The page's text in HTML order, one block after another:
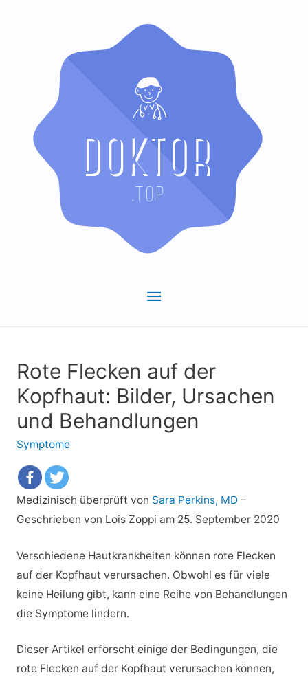
Hauptmenü
Rote Flecken auf der
Kopfhaut: Bilder, Ursachen
und Behandlungen
Symptome
Medizinisch überprüft von Sara Perkins, MD–
Geschrieben von Lois Zoppi am 25. September 2020
Verschiedene Hautkrankheiten können rote Flecken
auf der Kopfhaut verursachen. Obwohl es für viele
keine Heilung gibt, kann eine Reihe von Behandlungen
die Symptome lindern.
Dieser Artikel erforscht einige der Bedingungen, die
rote Flecken auf der Kopfhaut verursachen können,